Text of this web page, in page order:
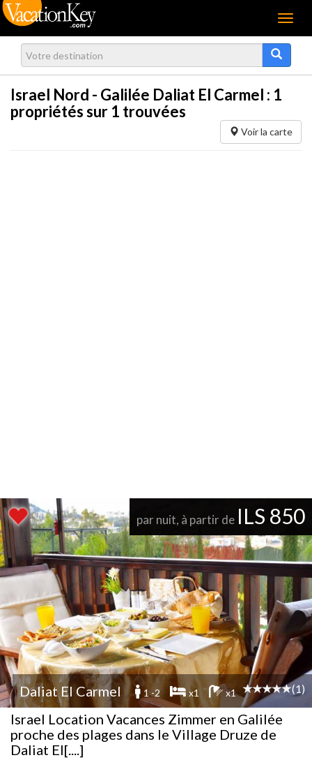
Menu
Israel Nord - Galilée Daliat El Carmel : 1
propriétés sur 1 trouvées
Voir la carte
par nuit, à partir de ILS 850
Daliat El Carmel 1 -2 x1 x1 (1)
Israel Location Vacances Zimmer en Galilée
proche des plages dans le Village Druze de
Daliat El[....]